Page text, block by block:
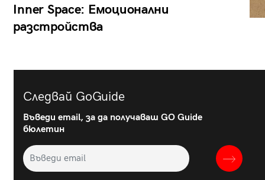
Inner Space: Емоционални
разстройства
Следвай GoGuide
Въведи email, за да получаваш GO Guide
бюлетин